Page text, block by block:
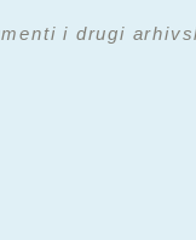
i drugi